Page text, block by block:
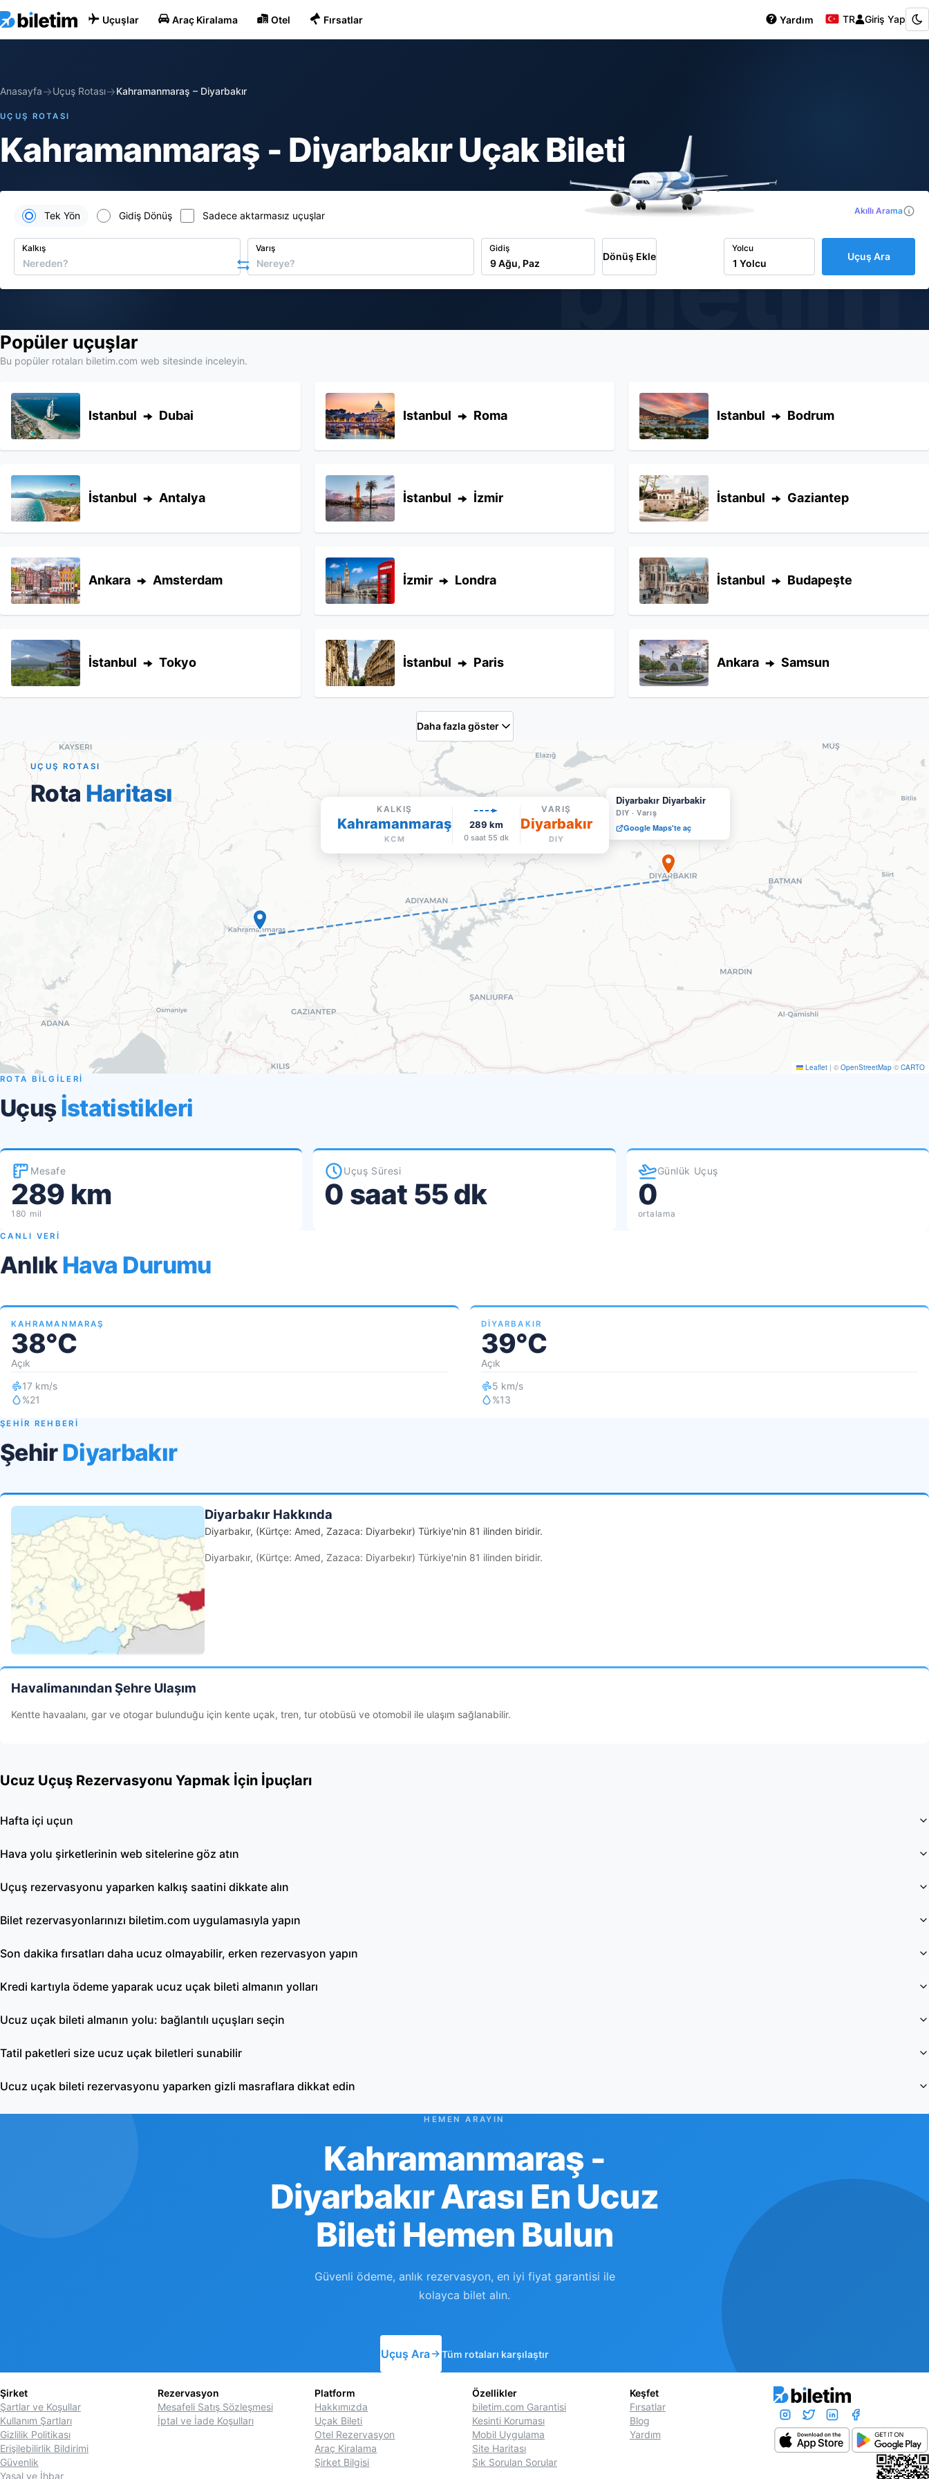
Uçuşlar Araç Kiralama Otel Fırsatlar Yardım TR Giriş Yap
biletim
Anasayfa→Uçuş Rotası→Kahramanmaraş – Diyarbakır
UÇUŞ ROTASI
Kahramanmaraş - Diyarbakır Uçak Bileti
Akıllı Arama
Tek Yön Gidiş Dönüş Sadece aktarmasız uçuşlar
Kalkış Varış Gidiş
9 Ağu, Paz
Dönüş Ekle
Yolcu
Uçuş Ara
Popüler uçuşlar
Bu popüler rotaları biletim.com web sitesinde inceleyin.
Istanbul Dubai Istanbul Roma Istanbul Bodrum
İstanbul Antalya İstanbul İzmir İstanbul Gaziantep
Ankara Amsterdam İzmir Londra İstanbul Budapeşte
İstanbul Tokyo İstanbul Paris Ankara Samsun
Daha fazla göster
Diyarbakır Diyarbakir
DIY ·Varış
Google Maps'te aç
Leaflet | © OpenStreetMap © CARTO
UÇUŞ ROTASI
Rota Haritası
KALKIŞ
Kahramanmaraş
KCM
289 km
0 saat 55 dk
VARIŞ
Diyarbakır
DIY
ROTA BİLGİLERİ
Uçuşİstatistikleri
Mesafe
289 km
180 mil
Uçuş Süresi
0 saat 55 dk
Günlük Uçuş
0
ortalama
CANLI VERİ
AnlıkHava Durumu
KAHRAMANMARAŞ
38°C
Açık
17 km/s
%21
DIYARBAKIR
39°C
Açık
5 km/s
%13
ŞEHİR REHBERİ
ŞehirDiyarbakır
Diyarbakır Hakkında
Diyarbakır, (Kürtçe: Amed, Zazaca: Diyarbekır) Türkiye'nin 81 ilinden biridir.
Diyarbakır, (Kürtçe: Amed, Zazaca: Diyarbekır) Türkiye'nin 81 ilinden biridir.
Havalimanından Şehre Ulaşım
Kentte havaalanı, gar ve otogar bulunduğu için kente uçak, tren, tur otobüsü ve otomobil ile ulaşım sağlanabilir.
Ucuz Uçuş Rezervasyonu Yapmak İçin İpuçları
Hafta içi uçun
Hava yolu şirketlerinin web sitelerine göz atın
Uçuş rezervasyonu yaparken kalkış saatini dikkate alın
Bilet rezervasyonlarınızı biletim.com uygulamasıyla yapın
Son dakika fırsatları daha ucuz olmayabilir, erken rezervasyon yapın
Kredi kartıyla ödeme yaparak ucuz uçak bileti almanın yolları
Ucuz uçak bileti almanın yolu: bağlantılı uçuşları seçin
Tatil paketleri size ucuz uçak biletleri sunabilir
Ucuz uçak bileti rezervasyonu yaparken gizli masraflara dikkat edin
HEMEN ARAYIN
Kahramanmaraş -
Diyarbakır Arası En Ucuz
Bileti Hemen Bulun
Güvenli ödeme, anlık rezervasyon, en iyi fiyat garantisi ile
kolayca bilet alın.
Uçuş Ara Tüm rotaları karşılaştır
Şirket
Şartlar ve Koşullar
Kullanım Şartları
Gizlilik Politikası
Erişilebilirlik Bildirimi
Güvenlik
Yasal ve İhbar
Rezervasyon
Mesafeli Satış Sözleşmesi
İptal ve İade Koşulları
Platform
Hakkımızda
Uçak Bileti
Otel Rezervasyon
Araç Kiralama
Şirket Bilgisi
Özellikler
biletim.com Garantisi
Kesinti Koruması
Mobil Uygulama
Site Haritası
Sık Sorulan Sorular
Keşfet
Fırsatlar
Blog
Yardım